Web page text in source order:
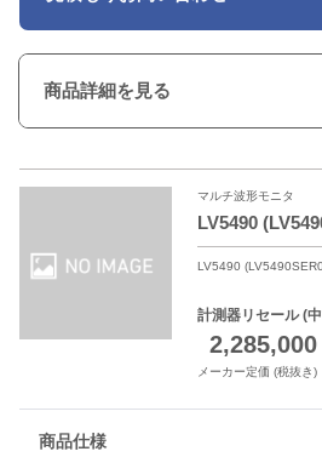
商品詳細を見る
マルチ波形モニタ
LV5490
LV5490
計測器リセール(中
2,285,000
メーカー定価 (税抜
商品仕様